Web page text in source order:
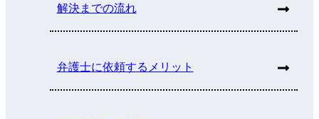
解決までの流れ
弁護士に依頼するメリット